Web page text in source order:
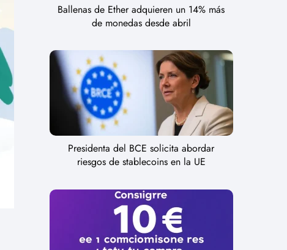
Ballenas de Ether adquieren un 14% más
de monedas desde abril
Presidenta del BCE solicita abordar
riesgos de stablecoins en la UE